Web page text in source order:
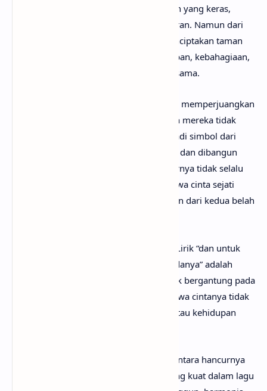
Debu dan tanah melambangkan keadaan yang keras,
sederhana, atau bahkan penuh kehancuran. Namun dari
kondisi tersebut, tokoh utama ingin menciptakan taman
yang penuh bunga sebagai simbol harapan, kebahagiaan,
dan kehidupan baru yang dibangun bersama.
Kalimat “taman untuk dua manusia yang memperjuangkan
cintanya” memperjelas bahwa hubungan mereka tidak
lahir tanpa usaha. Taman tersebut menjadi simbol dari
cinta yang terus dirawat, diperjuangkan, dan dibangun
bersama meskipun lingkungan di sekitarnya tidak selalu
mendukung. Lagu ini menunjukkan bahwa cinta sejati
membutuhkan kerja sama dan keteguhan dari kedua belah
menjadi inti utama dari lagu ini. Lirik “dan untuk
selamanya tak akan berubah cintaku padanya” adalah
sebuah janji tentang kesetiaan yang tidak bergantung pada
keadaan. Tokoh utama menegaskan bahwa cintanya tidak
akan berubah meskipun waktu berlalu atau kehidupan
Kalimat “sampai tua, berdansa waltz di antara hancurnya
dunia” menjadi salah satu metafora paling kuat dalam lagu